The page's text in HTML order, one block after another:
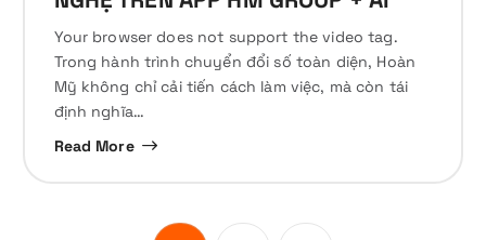
Your browser does not support the video tag.
Trong hành trình chuyển đổi số toàn diện, Hoàn
Mỹ không chỉ cải tiến cách làm việc, mà còn tái
định nghĩa…
Read More